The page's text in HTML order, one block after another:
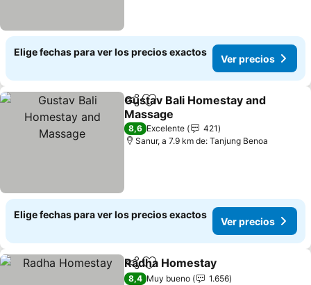
Elige fechas para ver los precios exactos
Ver precios
CompartirAgregar a favoritos
Gustav Bali Homestay and
Massage
8,6 Excelente
421
Sanur, a 7.9 km de: Tanjung Benoa
Elige fechas para ver los precios exactos
Ver precios
CompartirAgregar a favoritos
Radha Homestay
8,4 Muy bueno
1.656